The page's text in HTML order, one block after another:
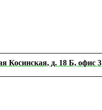
Косинская, д. 18 Б, офис 3